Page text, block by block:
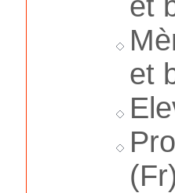
et